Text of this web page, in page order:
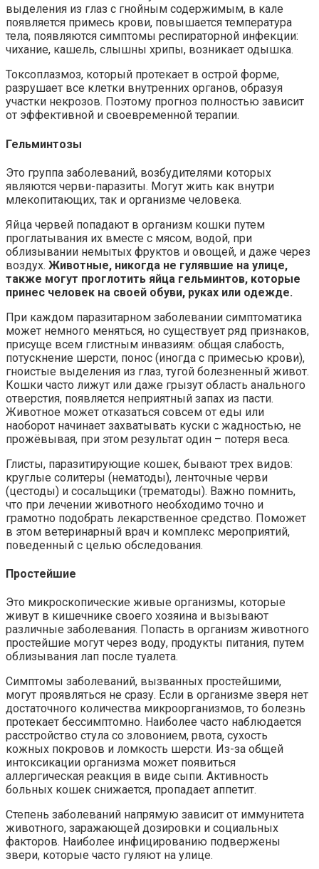
выделения из глаз с гнойным содержимым, в кале
появляется примесь крови, повышается температура
тела, появляются симптомы респираторной инфекции:
чихание, кашель, слышны хрипы, возникает одышка.
Токсоплазмоз, который протекает в острой форме,
разрушает все клетки внутренних органов, образуя
участки некрозов. Поэтому прогноз полностью зависит
от эффективной и своевременной терапии.
Гельминтозы
Это группа заболеваний, возбудителями которых
являются черви-паразиты. Могут жить как внутри
млекопитающих, так и организме человека.
Яйца червей попадают в организм кошки путем
проглатывания их вместе с мясом, водой, при
облизывании немытых фруктов и овощей, и даже через
воздух. Животные, никогда не гулявшие на улице,
также могут проглотить яйца гельминтов, которые
принес человек на своей обуви, руках или одежде.
При каждом паразитарном заболевании симптоматика
может немного меняться, но существует ряд признаков,
присуще всем глистным инвазиям: общая слабость,
потускнение шерсти, понос (иногда с примесью крови),
гноистые выделения из глаз, тугой болезненный живот.
Кошки часто лижут или даже грызут область анального
отверстия, появляется неприятный запах из пасти.
Животное может отказаться совсем от еды или
наоборот начинает захватывать куски с жадностью, не
прожёвывая, при этом результат один – потеря веса.
Глисты, паразитирующие кошек, бывают трех видов:
круглые солитеры (нематоды), ленточные черви
(цестоды) и сосальщики (трематоды). Важно помнить,
что при лечении животного необходимо точно и
грамотно подобрать лекарственное средство. Поможет
в этом ветеринарный врач и комплекс мероприятий,
поведенный с целью обследования.
Простейшие
Это микроскопические живые организмы, которые
живут в кишечнике своего хозяина и вызывают
различные заболевания. Попасть в организм животного
простейшие могут через воду, продукты питания, путем
облизывания лап после туалета.
Симптомы заболеваний, вызванных простейшими,
могут проявляться не сразу. Если в организме зверя нет
достаточного количества микроорганизмов, то болезнь
протекает бессимптомно. Наиболее часто наблюдается
расстройство стула со зловонием, рвота, сухость
кожных покровов и ломкость шерсти. Из-за общей
интоксикации организма может появиться
аллергическая реакция в виде сыпи. Активность
больных кошек снижается, пропадает аппетит.
Степень заболеваний напрямую зависит от иммунитета
животного, заражающей дозировки и социальных
факторов. Наиболее инфицированию подвержены
звери, которые часто гуляют на улице.